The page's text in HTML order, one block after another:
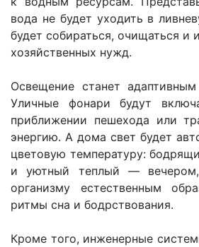
вода не будет уходить в
будет собираться, очищаться и
хозяйственных нужд.
Освещение станет
Уличные фонари будут
приближении пешехода или
энергию. А дома свет будет
цветовую температуру:
и уютный теплый —
организму естественным
ритмы сна и бодрствования.
Кроме того, инженерные